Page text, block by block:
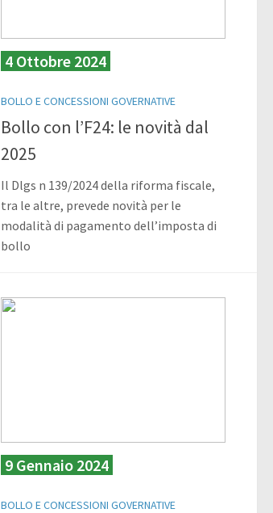
4 Ottobre 2024
BOLLO E CONCESSIONI GOVERNATIVE
Bollo con l’F24: le novità dal
2025
Il Dlgs n 139/2024 della riforma fiscale,
tra le altre, prevede novità per le
modalità di pagamento dell’imposta di
bollo
9 Gennaio 2024
BOLLO E CONCESSIONI GOVERNATIVE